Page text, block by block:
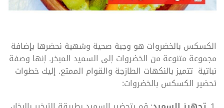
الكسكس بالخضروات هو وجبة صحية وشهية نحضرها بإضافة
مجموعة متنوعة من الخضروات إلى السميد المبخر. إنها وصفة
نباتية تتميز بالنكهات الطازجة والقوام الممتع. إليك خطوات
تحضير الكسكس بالخضروات: